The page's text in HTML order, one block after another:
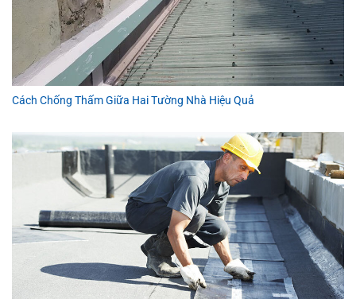
Cách Chống Thấm Giữa Hai Tường Nhà Hiệu Quả